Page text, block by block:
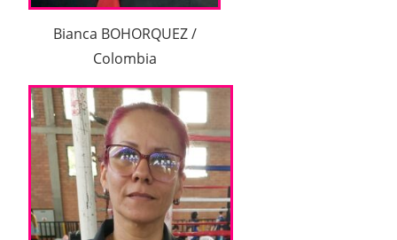
Bianca BOHORQUEZ /
Colombia